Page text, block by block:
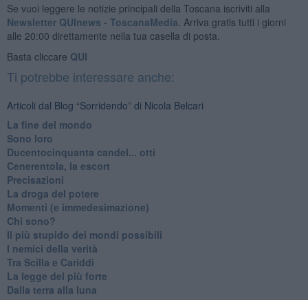
Se vuoi leggere le notizie principali della Toscana iscriviti alla
Newsletter QUInews - ToscanaMedia. Arriva gratis tutti i giorni
alle 20:00 direttamente nella tua casella di posta.
Basta cliccare QUI
Ti potrebbe interessare anche:
Articoli dal Blog “Sorridendo” di Nicola Belcari
La fine del mondo
Sono loro
Ducentocinquanta candel... otti
Cenerentola, la escort
Precisazioni
La droga del potere
Momenti (e immedesimazione)
Chi sono?
Il più stupido dei mondi possibili
I nemici della verità
Tra Scilla e Cariddi
La legge del più forte
Dalla terra alla luna